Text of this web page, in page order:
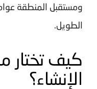
ومستقبل المنطقة
الطويل.
كيف تختار
الإنشاء؟